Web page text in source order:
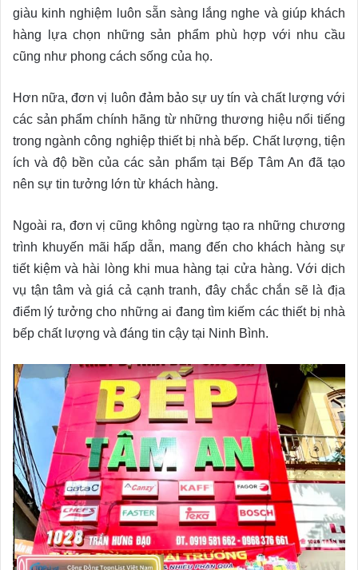
giàu kinh nghiệm luôn sẵn sàng lắng nghe và giúp khách
hàng lựa chọn những sản phẩm phù hợp với nhu cầu
cũng như phong cách sống của họ.
Hơn nữa, đơn vị luôn đảm bảo sự uy tín và chất lượng với
các sản phẩm chính hãng từ những thương hiệu nổi tiếng
trong ngành công nghiệp thiết bị nhà bếp. Chất lượng, tiện
ích và độ bền của các sản phẩm tại Bếp Tâm An đã tạo
nên sự tin tưởng lớn từ khách hàng.
Ngoài ra, đơn vị cũng không ngừng tạo ra những chương
trình khuyến mãi hấp dẫn, mang đến cho khách hàng sự
tiết kiệm và hài lòng khi mua hàng tại cửa hàng. Với dịch
vụ tận tâm và giá cả cạnh tranh, đây chắc chắn sẽ là địa
điểm lý tưởng cho những ai đang tìm kiếm các thiết bị nhà
bếp chất lượng và đáng tin cậy tại Ninh Bình.